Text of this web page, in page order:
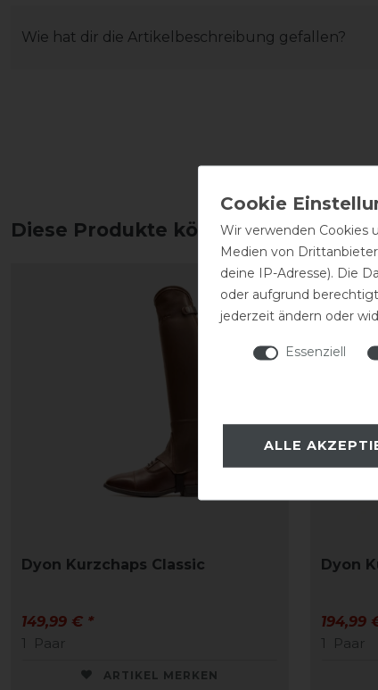
Wie hat dir die Artikelbeschreibung gefallen?
Diese Produkte könnten dich auch
Dyon Kurzchaps Classic
149,99 € *
1
Paar
ARTIKEL MERKEN
Dyon
194,99
1
Paar
Wir verwenden Cookies
Medien von
deine IP-Adresse). Die
oder aufgrund
jederzeit ändern oder
Essenziell
ALLE